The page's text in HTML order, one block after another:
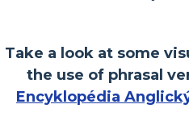
Take a look at some
the use of phrasal
Encyklopédia